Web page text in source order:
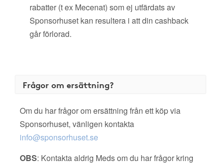
rabatter (t ex Mecenat) som ej utfärdats av
Sponsorhuset kan resultera i att din cashback
går förlorad.
Frågor om ersättning?
Om du har frågor om ersättning från ett köp via
Sponsorhuset, vänligen kontakta
info@sponsorhuset.se
OBS: Kontakta aldrig Meds om du har frågor kring